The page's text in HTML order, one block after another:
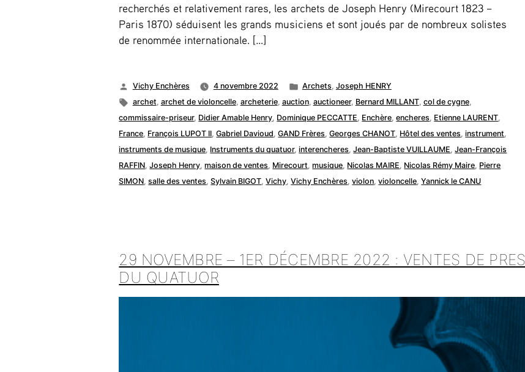
recherchés et relativement rares, les archets de Joseph Henry (Mirecourt 1823 –
Paris 1870) séduisent les grands musiciens et sont joués par de nombreux solistes
de renommée internationale. […]
Publié
par
Vichy Enchères 4 novembre 2022
Publié
dans
Archets, Joseph HENRY
Étiquettes :
archet, archet de violoncelle, archeterie, auction, auctioneer, Bernard MILLANT, col de cygne,
commissaire-priseur, Didier Amable Henry, Dominique PECCATTE, Enchère,encheres, Etienne LAURENT,
France, François LUPOT II,Gabriel Davioud,GAND Frères,Georges CHANOT, Hôtel des ventes,instrument,
instruments de musique, Instruments du quatuor,interencheres,Jean-Baptiste VUILLAUME,Jean-François
RAFFIN,Joseph Henry,maison de ventes, Mirecourt,musique, Nicolas MAIRE, Nicolas Rémy Maire, Pierre
SIMON,salle des ventes,Sylvain BIGOT,Vichy,Vichy Enchères,violon,violoncelle,Yannick le CANU
29 NOVEMBRE – 1ER DÉCEMBRE 2022 : VENTES DE
DU QUATUOR